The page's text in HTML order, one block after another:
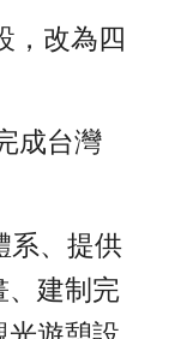
成台灣
、建制完